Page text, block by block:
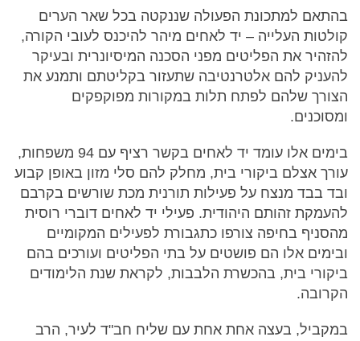
בהתאם למתכונת הפעולה שננקטה בכל שאר הערים
קולטות העלייה – יד לאחים מיהר להיכנס לעובי הקורה,
להזהיר את הפליטים מפני הסכנה המיסיונרית ובעיקר
להעניק להם אלטרנטיבה שתעזור בקליטתם ותמנע את
הצורך שלהם לפתח תלות במקורות מפוקפקים
ומסוכנים.
בימים אלו עומד יד לאחים בקשר רציף עם 94 משפחות,
עורך אצלם ביקורי בית, מחלק להם סלי מזון באופן קבוע
ובד בבד מנצח על פעילות תורנית מכת שורשים בקרבם
להעמקת זהותם היהודית. פעילי יד לאחים דוברי רוסית
מהסניף בחיפה צורפו כתגבורת לפעילים המקומיים
ובימים אלו הם פושטים על בתי הפליטים ועורכים בהם
ביקורי בית, בהכשרת הלבבות, לקראת שנת הלימודים
הקרובה.
במקביל, בעצה אחת אחת עם שליח חב"ד לעיר, הרב